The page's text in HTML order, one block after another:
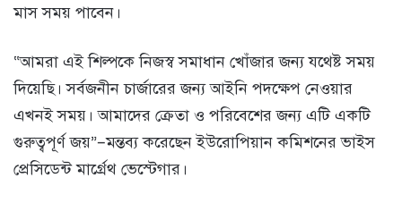
মাস সময় পাবেন।
“আমরা এই শিল্পকে নিজস্ব সমাধান খোঁজার জন্য যথেষ্ট সময়
দিয়েছি। সর্বজনীন চার্জারের জন্য আইনি পদক্ষেপ নেওয়ার
এখনই সময়। আমাদের ক্রেতা ও পরিবেশের জন্য এটি একটি
গুরুত্বপূর্ণ জয়”–মন্তব্য করেছেন ইউরোপিয়ান কমিশনের ভাইস
প্রেসিডেন্ট মার্গ্রেথ ভেস্টেগার।